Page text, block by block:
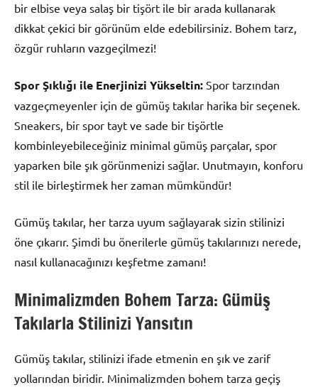
bir elbise veya salaş bir tişört ile bir arada kullanarak
dikkat çekici bir görünüm elde edebilirsiniz. Bohem tarz,
özgür ruhların vazgeçilmezi!
Spor Şıklığı ile Enerjinizi Yükseltin: Spor tarzından
vazgeçmeyenler için de gümüş takılar harika bir seçenek.
Sneakers, bir spor tayt ve sade bir tişörtle
kombinleyebileceğiniz minimal gümüş parçalar, spor
yaparken bile şık görünmenizi sağlar. Unutmayın, konforu
stil ile birleştirmek her zaman mümkündür!
Gümüş takılar, her tarza uyum sağlayarak sizin stilinizi
öne çıkarır. Şimdi bu önerilerle gümüş takılarınızı nerede,
nasıl kullanacağınızı keşfetme zamanı!
Minimalizmden Bohem Tarza: Gümüş
Takılarla Stilinizi Yansıtın
Gümüş takılar, stilinizi ifade etmenin en şık ve zarif
yollarından biridir. Minimalizmden bohem tarza geçiş